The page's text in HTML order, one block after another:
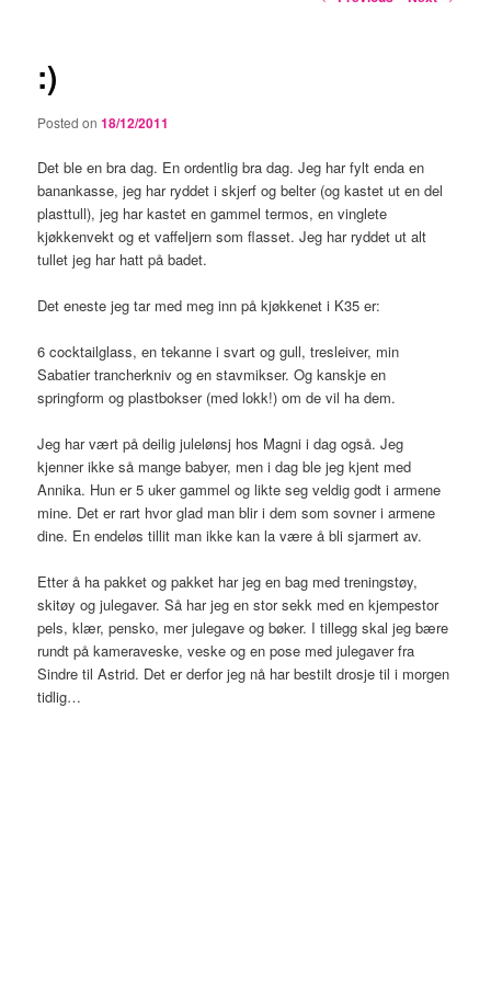
:)
Posted on18/12/2011
Det ble en bra dag. En ordentlig bra dag. Jeg har fylt enda en
banankasse, jeg har ryddet i skjerf og belter (og kastet ut en del
plasttull), jeg har kastet en gammel termos, en vinglete
kjøkkenvekt og et vaffeljern som flasset. Jeg har ryddet ut alt
tullet jeg har hatt på badet.
Det eneste jeg tar med meg inn på kjøkkenet i K35 er:
6 cocktailglass, en tekanne i svart og gull, tresleiver, min
Sabatier trancherkniv og en stavmikser. Og kanskje en
springform og plastbokser (med lokk!) om de vil ha dem.
Jeg har vært på deilig julelønsj hos Magni i dag også. Jeg
kjenner ikke så mange babyer, men i dag ble jeg kjent med
Annika. Hun er 5 uker gammel og likte seg veldig godt i armene
mine. Det er rart hvor glad man blir i dem som sovner i armene
dine. En endeløs tillit man ikke kan la være å bli sjarmert av.
Etter å ha pakket og pakket har jeg en bag med treningstøy,
skitøy og julegaver. Så har jeg en stor sekk med en kjempestor
pels, klær, pensko, mer julegave og bøker. I tillegg skal jeg bære
rundt på kameraveske, veske og en pose med julegaver fra
Sindre til Astrid. Det er derfor jeg nå har bestilt drosje til i morgen
tidlig…